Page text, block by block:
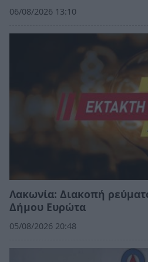
06/08/2026 13:10
Λακωνία: Διακοπή
Δήμου Ευρώτα
05/08/2026 20:48